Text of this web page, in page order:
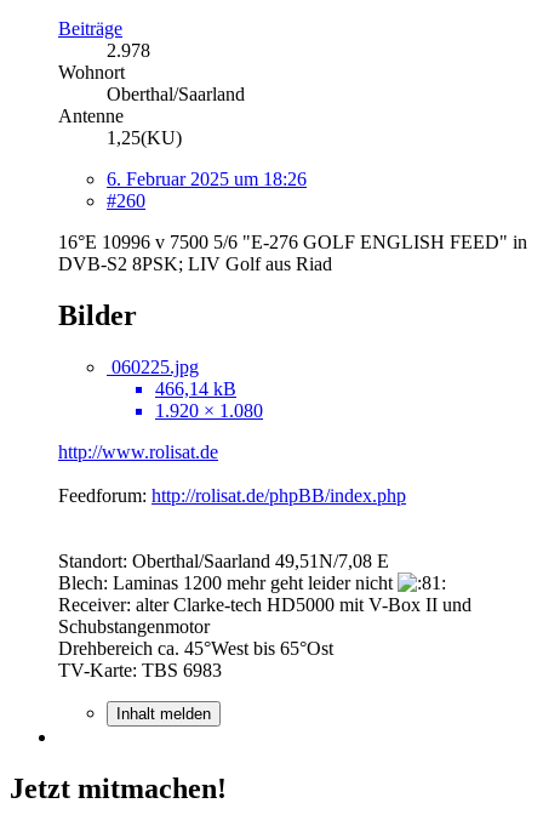
Beiträge
2.978
Wohnort
Oberthal/Saarland
Antenne
1,25(KU)
6. Februar 2025 um 18:26
#260
16°E 10996 v 7500 5/6 "E-276 GOLF ENGLISH FEED" in
DVB-S2 8PSK; LIV Golf aus Riad
Bilder
060225.jpg
466,14 kB
1.920 × 1.080
http://www.rolisat.de
Feedforum: http://rolisat.de/phpBB/index.php
Standort: Oberthal/Saarland 49,51N/7,08 E
Blech: Laminas 1200 mehr geht leider nicht
Receiver: alter Clarke-tech HD5000 mit V-Box II und
Schubstangenmotor
Drehbereich ca. 45°West bis 65°Ost
TV-Karte: TBS 6983
Inhalt melden
Jetzt mitmachen!